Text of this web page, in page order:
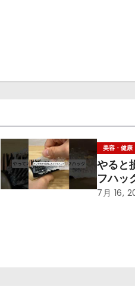
美容・健康
やると
フハッ
裏技
7月 16,